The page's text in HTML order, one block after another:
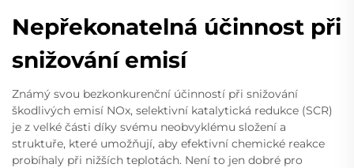
Nepřekonatelná účinnost při
snižování emisí
Známý svou bezkonkurenční účinností při snižování
škodlivých emisí NOx, selektivní katalytická redukce (SCR)
je z velké části díky svému neobvyklému složení a
struktuře, které umožňují, aby efektivní chemické reakce
probíhaly při nižších teplotách. Není to jen dobré pro